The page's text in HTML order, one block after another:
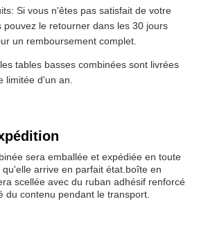
Si vous n'êtes pas satisfait de votre
pouvez le retourner dans les 30 jours
un remboursement complet.
tables basses combinées sont livrées
limitée d'un an.
sera emballée et expédiée en toute
arrive en parfait état.boîte en
scellée avec du ruban adhésif renforcé
du contenu pendant le transport.